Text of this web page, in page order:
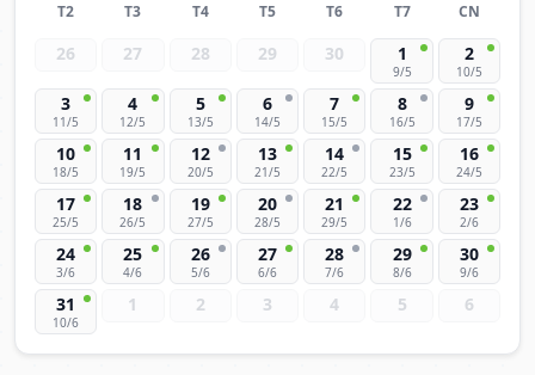
T2 T3 T4 T5 T6 T7 CN
26 27 28 29 30 1
9/5
2
10/5
3
11/5
4
12/5
5
13/5
6
14/5
7
15/5
8
16/5
9
17/5
10
18/5
11
19/5
12
20/5
13
21/5
14
22/5
15
23/5
16
24/5
17
25/5
18
26/5
19
27/5
20
28/5
21
29/5
22
1/6
23
2/6
24
3/6
25
4/6
26
5/6
27
6/6
28
7/6
29
8/6
30
9/6
31
10/6
1 2 3 4 5 6